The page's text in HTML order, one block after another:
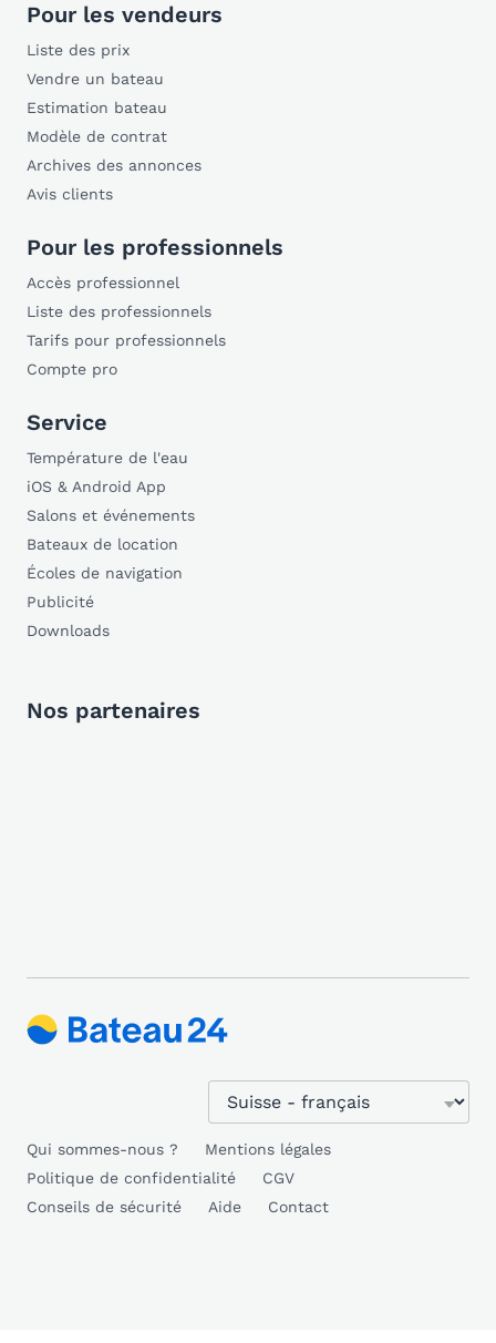
Pour les vendeurs
Liste des prix
Vendre un bateau
Estimation bateau
Modèle de contrat
Archives des annonces
Avis clients
Pour les professionnels
Accès professionnel
Liste des professionnels
Tarifs pour professionnels
Compte pro
Service
Température de l'eau
iOS & Android App
Salons et événements
Bateaux de location
Écoles de navigation
Publicité
Downloads
Nos partenaires
Qui sommes-nous ?
Mentions légales
Politique de confidentialité
CGV
Conseils de sécurité
Aide Contact